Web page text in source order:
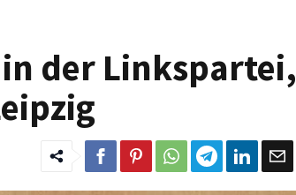
in der Linkspartei,